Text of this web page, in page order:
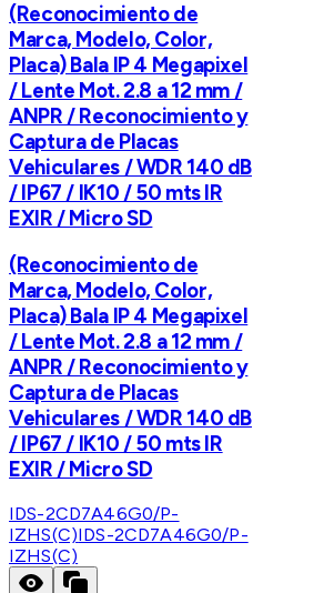
(Reconocimiento de
Marca, Modelo, Color,
Placa) Bala IP 4 Megapixel
/ Lente Mot. 2.8 a 12 mm /
ANPR / Reconocimiento y
Captura de Placas
Vehiculares / WDR 140 dB
/ IP67 / IK10 / 50 mts IR
EXIR / Micro SD
(Reconocimiento de
Marca, Modelo, Color,
Placa) Bala IP 4 Megapixel
/ Lente Mot. 2.8 a 12 mm /
ANPR / Reconocimiento y
Captura de Placas
Vehiculares / WDR 140 dB
/ IP67 / IK10 / 50 mts IR
EXIR / Micro SD
IDS-2CD7A46G0/P-
IZHS(C)IDS-2CD7A46G0/P-
IZHS(C)